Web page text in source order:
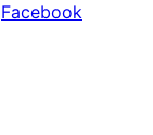
Facebook